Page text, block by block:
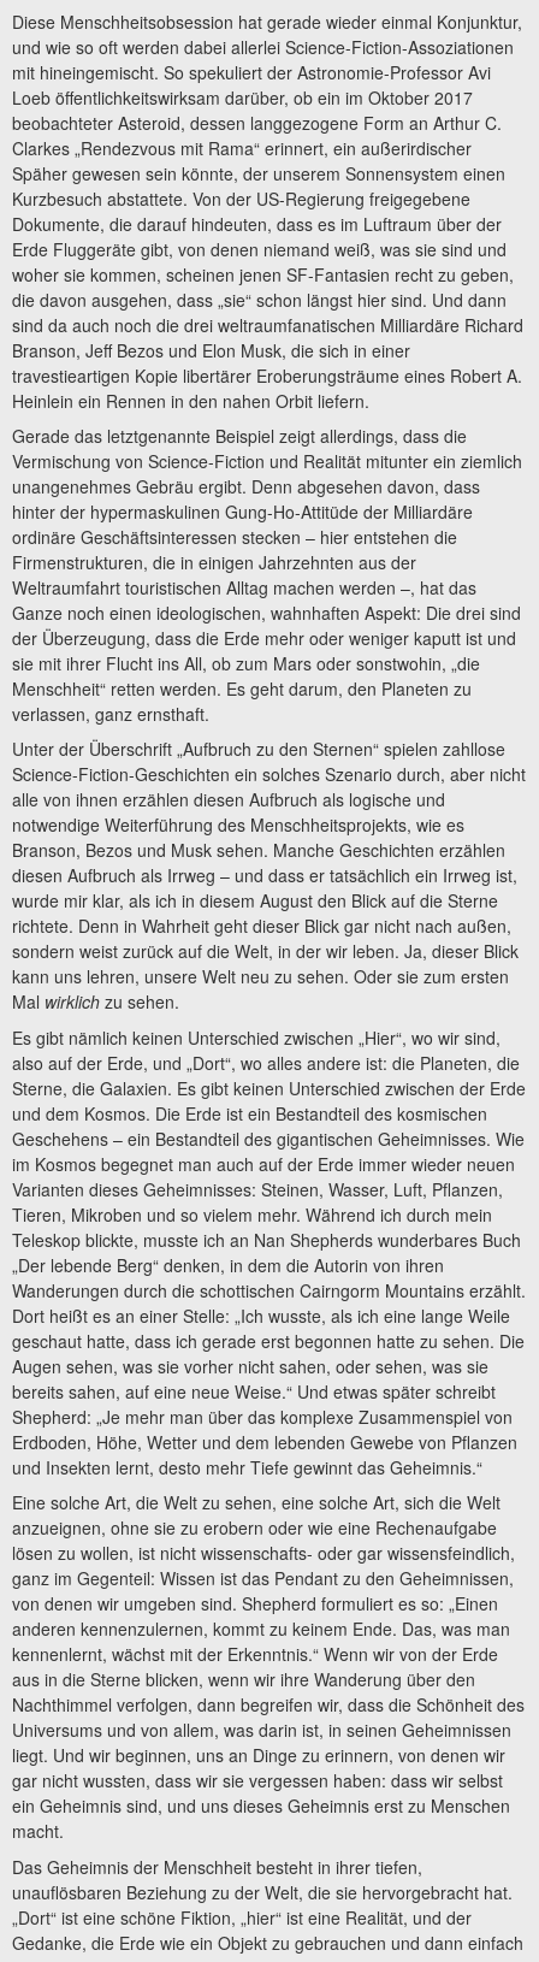
Diese Menschheitsobsession hat gerade wieder einmal Konjunktur,
und wie so oft werden dabei allerlei Science-Fiction-Assoziationen
mit hineingemischt. So spekuliert der Astronomie-Professor Avi
Loeb öffentlichkeitswirksam darüber, ob ein im Oktober 2017
beobachteter Asteroid, dessen langgezogene Form an Arthur C.
Clarkes „Rendezvous mit Rama“ erinnert, ein außerirdischer
Späher gewesen sein könnte, der unserem Sonnensystem einen
Kurzbesuch abstattete. Von der US-Regierung freigegebene
Dokumente, die darauf hindeuten, dass es im Luftraum über der
Erde Fluggeräte gibt, von denen niemand weiß, was sie sind und
woher sie kommen, scheinen jenen SF-Fantasien recht zu geben,
die davon ausgehen, dass „sie“ schon längst hier sind. Und dann
sind da auch noch die drei weltraumfanatischen Milliardäre Richard
Branson, Jeff Bezos und Elon Musk, die sich in einer
travestieartigen Kopie libertärer Eroberungsträume eines Robert A.
Heinlein ein Rennen in den nahen Orbit liefern.
Gerade das letztgenannte Beispiel zeigt allerdings, dass die
Vermischung von Science-Fiction und Realität mitunter ein ziemlich
unangenehmes Gebräu ergibt. Denn abgesehen davon, dass
hinter der hypermaskulinen Gung-Ho-Attitüde der Milliardäre
ordinäre Geschäftsinteressen stecken – hier entstehen die
Firmenstrukturen, die in einigen Jahrzehnten aus der
Weltraumfahrt touristischen Alltag machen werden –, hat das
Ganze noch einen ideologischen, wahnhaften Aspekt: Die drei sind
der Überzeugung, dass die Erde mehr oder weniger kaputt ist und
sie mit ihrer Flucht ins All, ob zum Mars oder sonstwohin, „die
Menschheit“ retten werden. Es geht darum, den Planeten zu
verlassen, ganz ernsthaft.
Unter der Überschrift „Aufbruch zu den Sternen“ spielen zahllose
Science-Fiction-Geschichten ein solches Szenario durch, aber nicht
alle von ihnen erzählen diesen Aufbruch als logische und
notwendige Weiterführung des Menschheitsprojekts, wie es
Branson, Bezos und Musk sehen. Manche Geschichten erzählen
diesen Aufbruch als Irrweg – und dass er tatsächlich ein Irrweg ist,
wurde mir klar, als ich in diesem August den Blick auf die Sterne
richtete. Denn in Wahrheit geht dieser Blick gar nicht nach außen,
sondern weist zurück auf die Welt, in der wir leben. Ja, dieser Blick
kann uns lehren, unsere Welt neu zu sehen. Oder sie zum ersten
Mal wirklich zu sehen.
Es gibt nämlich keinen Unterschied zwischen „Hier“, wo wir sind,
also auf der Erde, und „Dort“, wo alles andere ist: die Planeten, die
Sterne, die Galaxien. Es gibt keinen Unterschied zwischen der Erde
und dem Kosmos. Die Erde ist ein Bestandteil des kosmischen
Geschehens – ein Bestandteil des gigantischen Geheimnisses. Wie
im Kosmos begegnet man auch auf der Erde immer wieder neuen
Varianten dieses Geheimnisses: Steinen, Wasser, Luft, Pflanzen,
Tieren, Mikroben und so vielem mehr. Während ich durch mein
Teleskop blickte, musste ich an Nan Shepherds wunderbares Buch
„Der lebende Berg“ denken, in dem die Autorin von ihren
Wanderungen durch die schottischen Cairngorm Mountains erzählt.
Dort heißt es an einer Stelle: „Ich wusste, als ich eine lange Weile
geschaut hatte, dass ich gerade erst begonnen hatte zu sehen. Die
Augen sehen, was sie vorher nicht sahen, oder sehen, was sie
bereits sahen, auf eine neue Weise.“ Und etwas später schreibt
Shepherd: „Je mehr man über das komplexe Zusammenspiel von
Erdboden, Höhe, Wetter und dem lebenden Gewebe von Pflanzen
und Insekten lernt, desto mehr Tiefe gewinnt das Geheimnis.“
Eine solche Art, die Welt zu sehen, eine solche Art, sich die Welt
anzueignen, ohne sie zu erobern oder wie eine Rechenaufgabe
lösen zu wollen, ist nicht wissenschafts- oder gar wissensfeindlich,
ganz im Gegenteil: Wissen ist das Pendant zu den Geheimnissen,
von denen wir umgeben sind. Shepherd formuliert es so: „Einen
anderen kennenzulernen, kommt zu keinem Ende. Das, was man
kennenlernt, wächst mit der Erkenntnis.“ Wenn wir von der Erde
aus in die Sterne blicken, wenn wir ihre Wanderung über den
Nachthimmel verfolgen, dann begreifen wir, dass die Schönheit des
Universums und von allem, was darin ist, in seinen Geheimnissen
liegt. Und wir beginnen, uns an Dinge zu erinnern, von denen wir
gar nicht wussten, dass wir sie vergessen haben: dass wir selbst
ein Geheimnis sind, und uns dieses Geheimnis erst zu Menschen
macht.
Das Geheimnis der Menschheit besteht in ihrer tiefen,
unauflösbaren Beziehung zu der Welt, die sie hervorgebracht hat.
„Dort“ ist eine schöne Fiktion, „hier“ ist eine Realität, und der
Gedanke, die Erde wie ein Objekt zu gebrauchen und dann einfach